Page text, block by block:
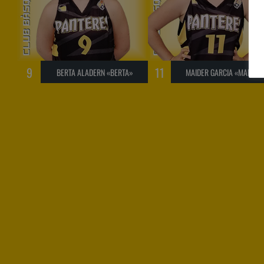
9 BERTA ALADERN «BERTA» 11 MAIDER GARCIA «MAIDER»
un rival de la
ha guanyat
excepte el
les nostres.
A la tercera va la vençuda
dues derrotes en la primera
punts de diferència en uns
igualats , avui les nostres s’han
victòria Primera part molt